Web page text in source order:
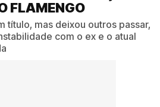
FLAMENGO
título, mas deixou outros passar,
com o ex e o atual